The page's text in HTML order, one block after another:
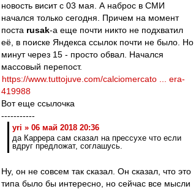
новость висит с 03 мая. А наброс в СМИ
начался только сегодня. Причем на момент
поста rusak-а еще почти никто не подхватил
её, в поиске Яндекса ссылок почти не было. Но
минут через 15 - просто обвал. Начался
массовый перепост.
https://www.tuttojuve.com/calciomercato ... era-
419988
Вот еще ссылочка
-----------
yri » 06 май 2018 20:36
да Каррера сам сказал на прессухе что если
вдруг предложат, соглашусь.
Ну, он не совсем так сказал. Он сказал, что это
типа было бы интересно, но сейчас все мысли